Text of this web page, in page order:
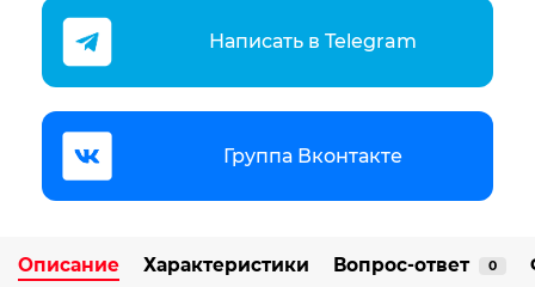
Написать в Telegram
Группа Вконтакте
Описание Характеристики Вопрос-ответ 0